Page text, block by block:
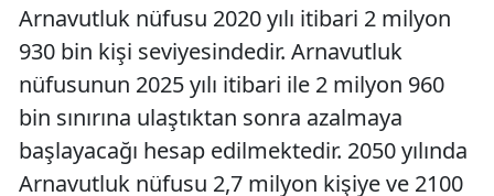
Arnavutluk nüfusu 2020 yılı itibari 2 milyon
930 bin kişi seviyesindedir. Arnavutluk
nüfusunun 2025 yılı itibari ile 2 milyon 960
bin sınırına ulaştıktan sonra azalmaya
başlayacağı hesap edilmektedir. 2050 yılında
Arnavutluk nüfusu 2,7 milyon kişiye ve 2100